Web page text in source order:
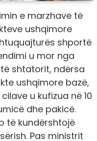
e marzhave të
ushqimore
shportë
u mor nga
shtatorit, ndërsa
ushqimore bazë,
u kufizua në 10
dhe pakicë.
të kundërshtojë
Pas ministrit